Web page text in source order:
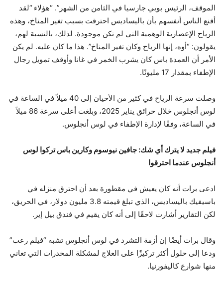
الموقف، الرئيس بوبي جارسيا في الثامن من الشهر”. “هؤلاء “لقد
أقنع الناس أنفسهم بأن باليساديس احترقت بسبب تغير المناخ، وهذه
الرياح الإعصارية الوهمية التي لم تكن موجودة. لذلك، بالنسبة لهم،
يقولون: “أوه، إنها الرياح وكان تغير المناخ”. هذا ما كان عليه. لم يكن
الأمر أن العمدة باس كان يشرب الخمر في غانا وأوقف تمويل رجال
الإطفاء بمقدار 17 مليونًا.
وصلت سرعة الرياح في كثير من الأحيان إلى 40 ميلاً في الساعة في
لوس أنجلوس خلال حرائق يناير 2025، وبلغت أعلى سرعة 86 ميلاً
في الساعة، وفقًا لإدارة الإطفاء في لوس أنجلوس.
فيلم جديد لا يترك أي شك: جافين نيوسوم وكارين باس تركوا لوس
أنجلوس عندما احترقوا
ادعى برات أنه كان يعيش في مقطورة بعد أن احترق منزله في
باسيفيك باليساديس، الذي تبلغ قيمته 3.8 مليون دولار، في الحريق،
لكن التقارير أشارت لاحقًا إلى أنه كان يقيم في فندق بيل إير.
وقال برات أيضًا إن أزمة التشرد في لوس أنجلوس تشبه “فيلم رعب”
ودعا إلى حلول أكثر تركيزًا على العلاج لمشكلة المخدرات التي تعاني
منها شوارع كاليفورنيا.